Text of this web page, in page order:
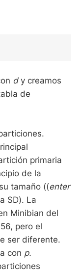
dy creamos
de
primaria
de la
tamaño ((enter
SD). La
Minibian del
pero el
ser diferente.
con p.